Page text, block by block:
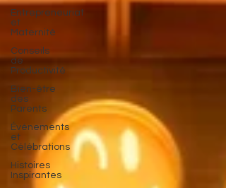
Entrepreneuriat
et
Maternité
Conseils
de
Productivité
Bien-être
des
Parents
Événements
et
Célébrations
Histoires
Inspirantes